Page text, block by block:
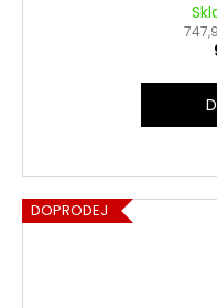
DOPRODEJ